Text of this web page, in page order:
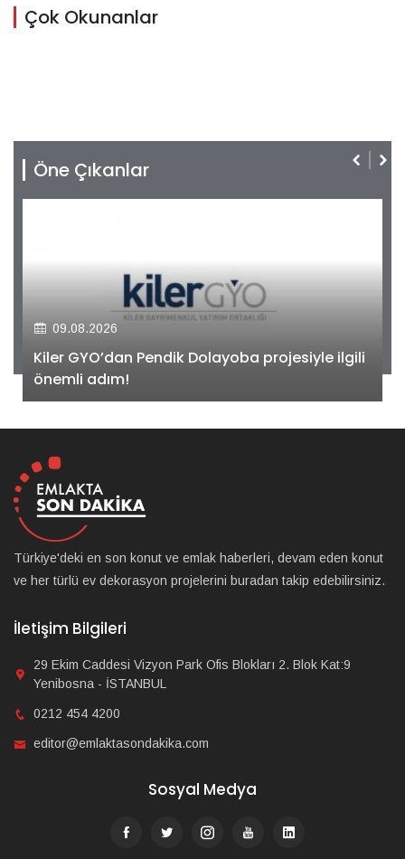
Çok Okunanlar
Öne Çıkanlar
09.08.2026
Kiler GYO’dan Pendik Dolayoba projesiyle ilgili
önemli adım!
Türkiye'deki en son konut ve emlak haberleri, devam eden konut
ve her türlü ev dekorasyon projelerini buradan takip edebilirsiniz.
İletişim Bilgileri
29 Ekim Caddesi Vizyon Park Ofis Blokları 2. Blok Kat:9
Yenibosna - İSTANBUL
0212 454 4200
editor@emlaktasondakika.com
Sosyal Medya